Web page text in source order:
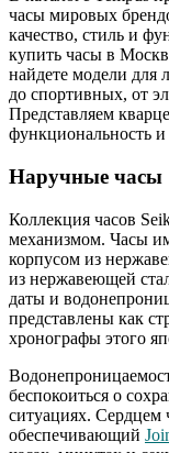
часы мировых
качество, стиль и
купить часы в
найдете модели для
до спортивных, от
Представляем
функциональность и
Наручные часы
Коллекция часов
механизмом. Часы
корпусом из
из нержавеющей
даты и
представлены как
хронографы этого
беспокоиться о
ситуациях. Сердцем
обеспечивающий